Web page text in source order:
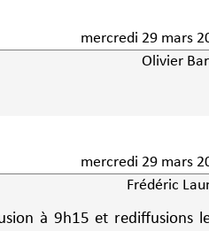
mercredi 29 mars
Olivier
mercredi 29 mars
Frédéric